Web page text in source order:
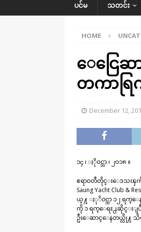
ပင်မ သတင်း
HOME
ေငြေဆ
တကာရြ
December 12,
၁၄ ၊ ႏိုဝင္ဘာ ၊ ၂၀၁၈ ။
ဧရာဝတီတိုင္းေဒသၾကီး ေ
Saung Yacht Club
ယ္႔ ႏုိဝင္ဘာ ၁၂ ရက္ေ
ကို ၁ ရက္ေရႊ႕ဆိုင္းျပီ
ဦးေဆာင္ေနတယ္လို႔ သိ